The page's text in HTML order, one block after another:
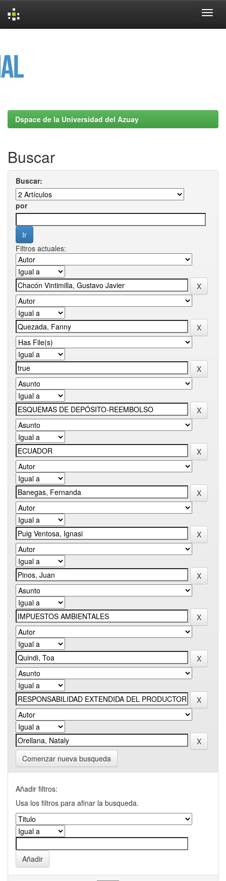
Dspace de la Universidad del Azuay
Buscar
Buscar:
por
Filtros actuales:
Comenzar nueva busqueda
Añadir filtros:
Usa los filtros para afinar la busqueda.